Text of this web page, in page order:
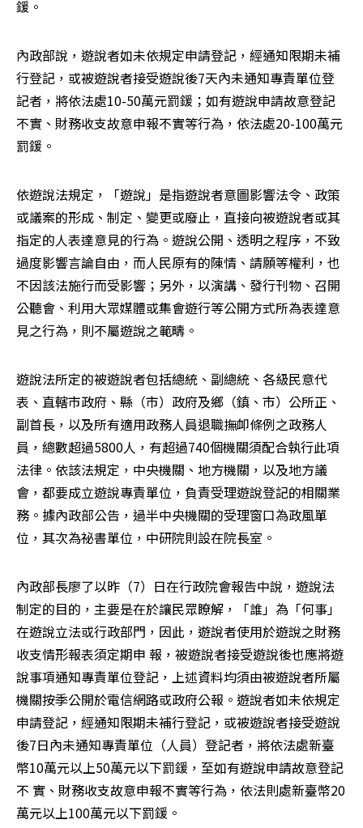
鍰。
內政部說，遊說者如未依規定申請登記，經通知限期未補
行登記，或被遊說者接受遊說後7天內未通知專責單位登
記者，將依法處10-50萬元罰鍰；如有遊說申請故意登記
不實、財務收支故意申報不實等行為，依法處20-100萬元
罰鍰。
依遊說法規定，「遊說」是指遊說者意圖影響法令、政策
或議案的形成、制定、變更或廢止，直接向被遊說者或其
指定的人表達意見的行為。遊說公開、透明之程序，不致
過度影響言論自由，而人民原有的陳情、請願等權利，也
不因該法施行而受影響；另外，以演講、發行刊物、召開
公聽會、利用大眾媒體或集會遊行等公開方式所為表達意
見之行為，則不屬遊說之範疇。
遊說法所定的被遊說者包括總統、副總統、各級民意代
表、直轄市政府、縣（市）政府及鄉（鎮、市）公所正、
副首長，以及所有適用政務人員退職撫卹條例之政務人
員，總數超過5800人，有超過740個機關須配合執行此項
法律。依該法規定，中央機關、地方機關，以及地方議
會，都要成立遊說專責單位，負責受理遊說登記的相關業
務。據內政部公告，過半中央機關的受理窗口為政風單
位，其次為祕書單位，中研院則設在院長室。
內政部長廖了以昨（7）日在行政院會報告中說，遊說法
制定的目的，主要是在於讓民眾瞭解，「誰」為「何事」
在遊說立法或行政部門，因此，遊說者使用於遊說之財務
收支情形報表須定期申 報，被遊說者接受遊說後也應將遊
說事項通知專責單位登記，上述資料均須由被遊說者所屬
機關按季公開於電信網路或政府公報。遊說者如未依規定
申請登記，經通知限期未補行登記，或被遊說者接受遊說
後7日內未通知專責單位（人員）登記者，將依法處新臺
幣10萬元以上50萬元以下罰鍰，至如有遊說申請故意登記
不 實、財務收支故意申報不實等行為，依法則處新臺幣20
萬元以上100萬元以下罰鍰。